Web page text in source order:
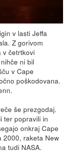
v lasti Jeffa
Z gorivom
v četrtkovi
ni bil
v Cape
poškodovana.
še prezgodaj.
ter popravili in
onkraj Cape
2000, raketa New
tudi NASA.